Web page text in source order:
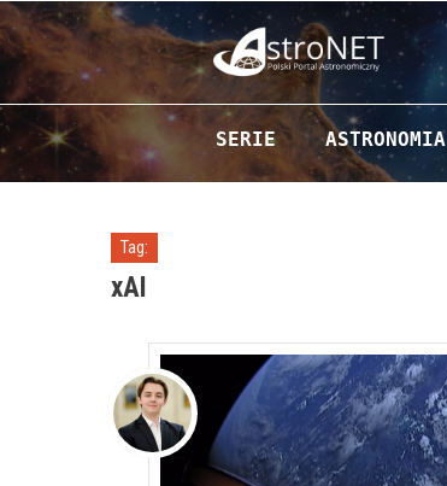
Przejdź do zawartości
SERIE ASTRONOMIA
Tag:
xAI